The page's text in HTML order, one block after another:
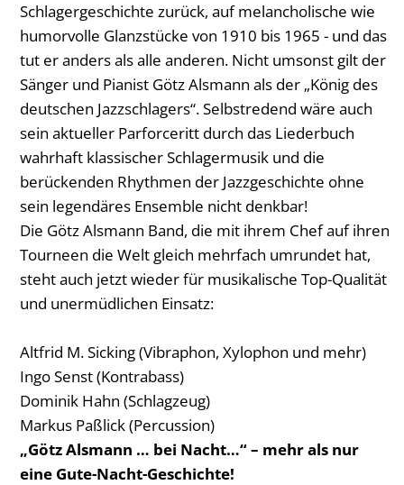
Schlagergeschichte zurück, auf melancholische wie
humorvolle Glanzstücke von 1910 bis 1965 - und das
tut er anders als alle anderen. Nicht umsonst gilt der
Sänger und Pianist Götz Alsmann als der „König des
deutschen Jazzschlagers“. Selbstredend wäre auch
sein aktueller Parforceritt durch das Liederbuch
wahrhaft klassischer Schlagermusik und die
berückenden Rhythmen der Jazzgeschichte ohne
sein legendäres Ensemble nicht denkbar!
Die Götz Alsmann Band, die mit ihrem Chef auf ihren
Tourneen die Welt gleich mehrfach umrundet hat,
steht auch jetzt wieder für musikalische Top-Qualität
und unermüdlichen Einsatz:
Altfrid M. Sicking (Vibraphon, Xylophon und mehr)
Ingo Senst (Kontrabass)
Dominik Hahn (Schlagzeug)
Markus Paßlick (Percussion)
„Götz Alsmann … bei Nacht…“ – mehr als nur
eine Gute-Nacht-Geschichte!